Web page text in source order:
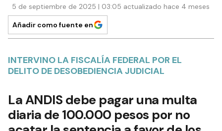
5 de septiembre de 2025 | 03:05 actualizado hace 4 meses
Añadir como fuente en
INTERVINO LA FISCALÍA FEDERAL POR EL
DELITO DE DESOBEDIENCIA JUDICIAL
La ANDIS debe pagar una multa
diaria de 100.000 pesos por no